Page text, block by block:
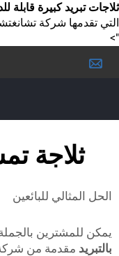
كبيرة قابلة للدخول
شركة تشانغتشو...
تمشي
للبائعين
بالجملة الآن
من شركة تشانغتشو